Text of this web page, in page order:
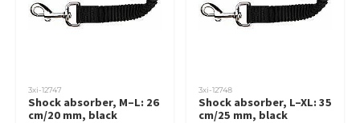
3xi-12747
Shock absorber, M–L: 26
cm/20 mm, black
3xi-12748
Shock absorber, L–XL: 35
cm/25 mm, black